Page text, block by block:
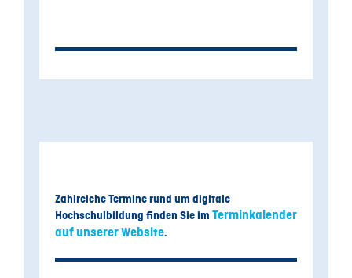
Zahlreiche Termine rund um digitale
Hochschulbildung finden Sie im Terminkalender
auf unserer Website.